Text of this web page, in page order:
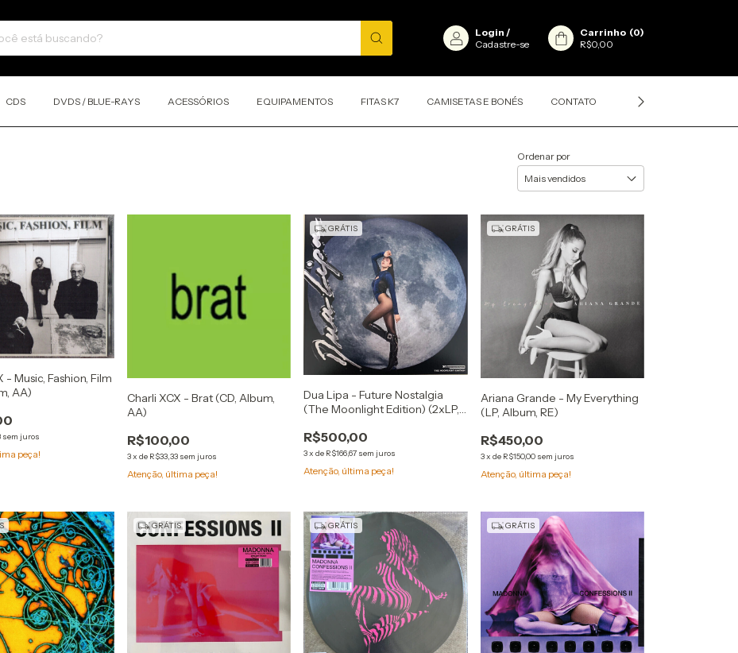
Login /
Cadastre-se
Carrinho (0)
R$0,00
CDS DVDS / BLUE-RAYS ACESSÓRIOS EQUIPAMENTOS FITAS K7 CAMISETAS E BONÉS CONTATO CLASSIFICAÇÕES DOS
Ordenar por
- Music, Fashion, Film
AA)
sem juros
peça!
Charli XCX - Brat (CD, Album,
AA)
R$100,00
3x de R$33,33 sem juros
Atenção, última peça!
GRÁTIS
Dua Lipa - Future Nostalgia
(The Moonlight Edition) (2xLP,
R$500,00
3xde R$166,67 sem juros
Atenção, última peça!
GRÁTIS
Ariana Grande - My Everything
(LP, Album, RE)
R$450,00
3x de R$150,00 sem juros
Atenção, última peça!
GRÁTIS GRÁTIS GRÁTIS